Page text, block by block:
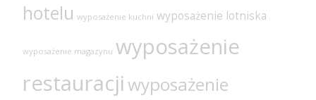
hotelu wyposażenie kuchni wyposażenie lotniska
wyposażenie magazynu wyposażenie
restauracjiwyposażenie